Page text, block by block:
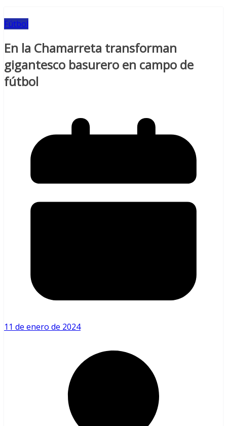
Fútbol
En la Chamarreta transforman
gigantesco basurero en campo de
fútbol
11 de enero de 2024